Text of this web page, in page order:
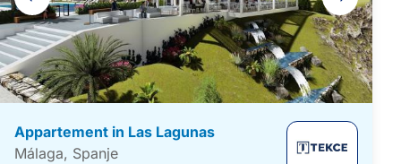
navigatie
Appartement in Las Lagunas
Málaga, Spanje